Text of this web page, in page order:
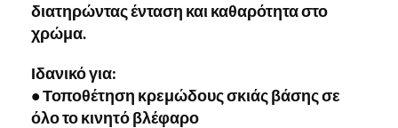
διατηρώντας ένταση και καθαρότητα στο
χρώμα.
Ιδανικό για:
• Τοποθέτηση κρεμώδους σκιάς βάσης σε
όλο το κινητό βλέφαρο